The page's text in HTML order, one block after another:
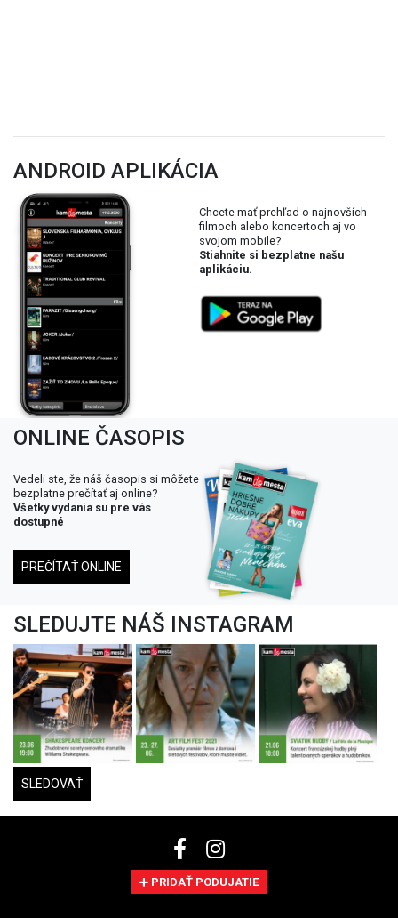
ANDROID APLIKÁCIA
Chcete mať prehľad o najnovších
filmoch alebo koncertoch aj vo
svojom mobile?
Stiahnite si bezplatne našu
aplikáciu.
ONLINE ČASOPIS
Vedeli ste, že náš časopis si môžete
bezplatne prečítať aj online?
Všetky vydania su pre vás
dostupné
PREČÍTAŤ ONLINE
SLEDUJTE NÁŠ INSTAGRAM
SLEDOVAŤ
PRIDAŤ PODUJATIE